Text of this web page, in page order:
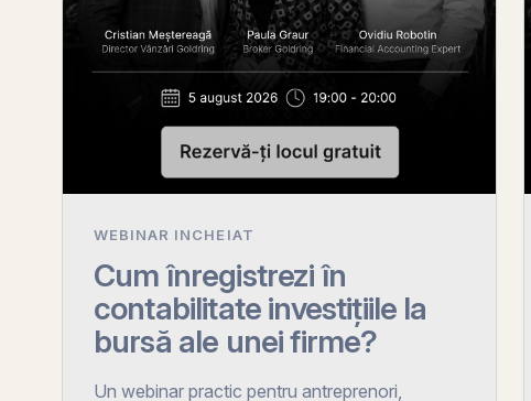
WEBINAR INCHEIAT
Cum înregistrezi în
contabilitate investițiile la
bursă ale unei firme?
Un webinar practic pentru antreprenori,